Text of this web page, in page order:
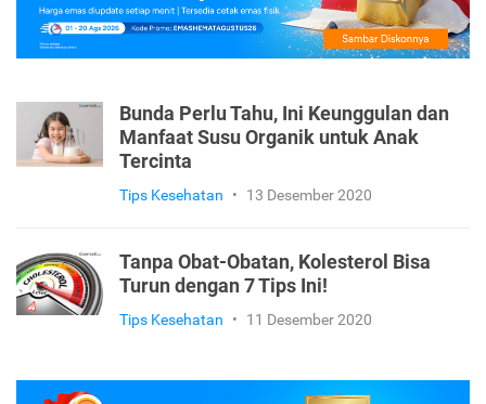
Bunda Perlu Tahu, Ini Keunggulan dan
Manfaat Susu Organik untuk Anak
Tercinta
Tips Kesehatan • 13 Desember 2020
Tanpa Obat-Obatan, Kolesterol Bisa
Turun dengan 7 Tips Ini!
Tips Kesehatan • 11 Desember 2020